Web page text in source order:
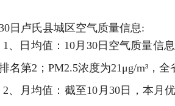
日卢氏县城区空气质量信息:
1、日均值：10月30日空气质量信
名第2；PM2.5浓度为21μg/m³，全
2、月均值：截至10月30日，本月